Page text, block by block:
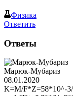
Физика
Ответить
Ответы
Марюк-Мубариз
08.01.2020
K=M/F*Z=58*10^-